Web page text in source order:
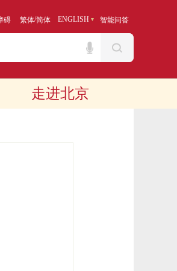
碍 繁体/简体 ENGLISH 智能问答
走进北京